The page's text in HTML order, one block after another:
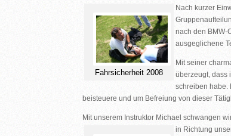
Fahrsicherheit 2008
Nach kurzer
nach den BMW-
ausgeglichene
Mit seiner
überzeugt, dass
schreiben habe.
beisteuere und um Befreiung von dieser
Mit unserem Instruktor Michael schwangen
in Richtung